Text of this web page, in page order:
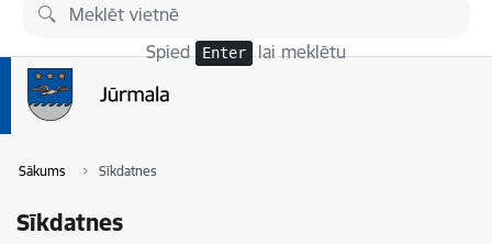
Pāriet uz lapas saturu
Spied Enter lai meklētu
Sākums Sīkdatnes
Sīkdatnes